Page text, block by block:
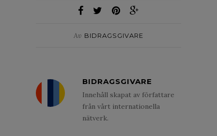
Av BIDRAGSGIVARE
BIDRAGSGIVARE
Innehåll skapat av författare
från vårt internationella
nätverk.